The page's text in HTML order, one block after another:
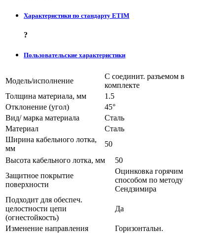
Характеристики по стандарту ETIM
?
Пользовательские характеристики
Модель/исполнение
С соединит. разъемом в
комплекте
Толщина материала, мм
1.5
Отклонение (угол)
45°
Вид/ марка материала
Сталь
Материал
Сталь
Ширина кабельного лотка,
мм
50
Высота кабельного лотка, мм
50
Защитное покрытие
поверхности
Оцинковка горячим
способом по методу
Сендзимира
Подходит для обеспеч.
целостности цепи
(огнестойкость)
Да
Изменение направления
Горизонтальн.